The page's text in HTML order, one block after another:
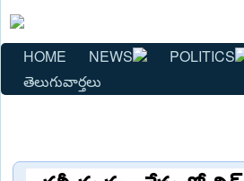
HOME NEWS POLITICS
తెలుగువార్తలు